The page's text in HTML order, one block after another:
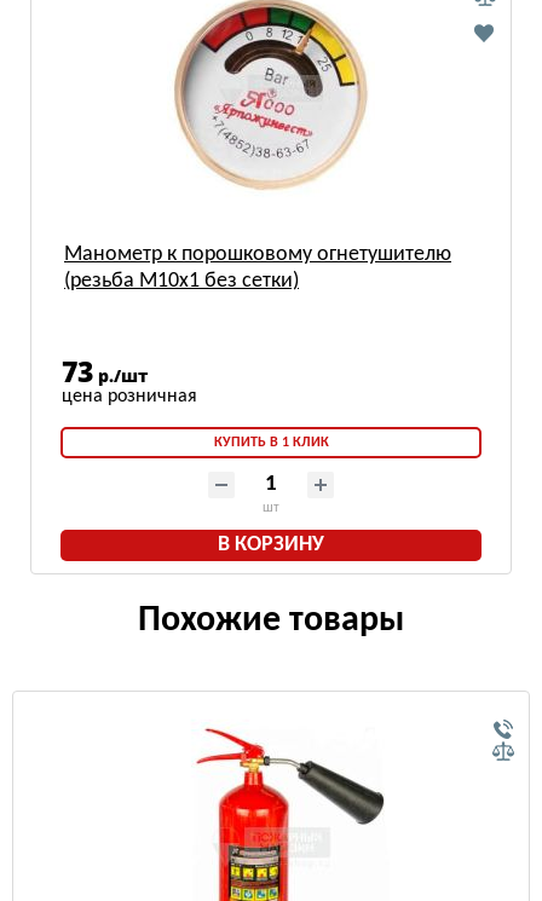
Манометр к порошковому огнетушителю
(резьба М10х1 без сетки)
73 р./шт
КУПИТЬ В 1 КЛИК
шт
В КОРЗИНУ
Похожие товары